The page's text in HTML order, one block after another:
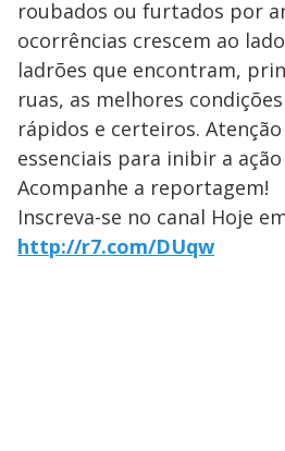
roubados ou furtados por
ocorrências crescem ao
ladrões que encontram,
ruas, as melhores
rápidos e certeiros.
essenciais para inibir a
Acompanhe a reportagem!
Inscreva-se no canal Hoje
http://r7.com/DUqw